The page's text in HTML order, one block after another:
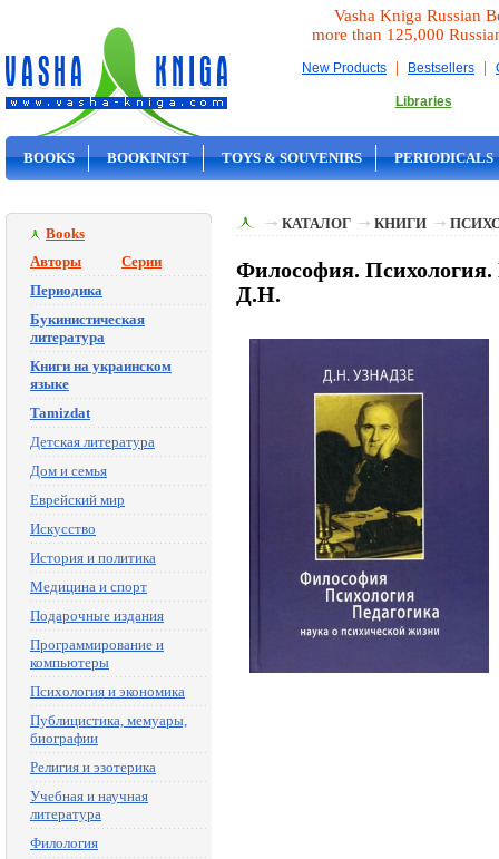
Vasha Kniga Russian
more than 125,000
New Products | Bestsellers |
Libraries
BOOKS BOOKINIST TOYS & SOUVENIRS PERIODICALS
Books
Авторы
Серии
Периодика
Букинистическая
литература
Книги на украинском
языке
Tamizdat
Детская литература
Дом и семья
Еврейский мир
Искусство
История и политика
Медицина и спорт
Подарочные издания
Программирование и
компьютеры
Психология и экономика
Публицистика, мемуары,
биографии
Религия и эзотерика
Учебная и научная
литература
Филология
КАТАЛОГ КНИГИ
Философия. Психология.
Д.Н.